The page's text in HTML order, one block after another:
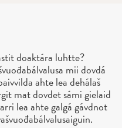
doaktára luhtte?
mii dovdá
ahte lea dehálaš
mat dovdet sámi gielaid
lea ahte galgá gávdnot